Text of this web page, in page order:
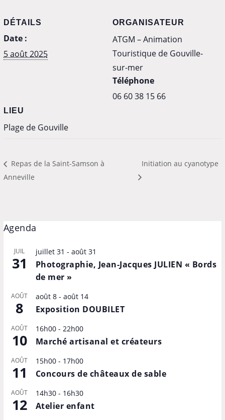
DÉTAILS
Date :
5 août 2025
LIEU
Plage de Gouville
ORGANISATEUR
ATGM – Animation
Touristique de Gouville-
sur-mer
Téléphone
‭06 60 38 15 66‬
Repas de la Saint-Samson à
Anneville
Initiation au cyanotype
Agenda
JUIL
31
juillet 31 - août 31
Photographie, Jean-Jacques JULIEN « Bords
de mer »
AOÛT
8
août 8- août 14
Exposition DOUBILET
AOÛT
10
16h00- 22h00
Marché artisanal et créateurs
AOÛT
11
15h00- 17h00
Concours de châteaux de sable
AOÛT
12
14h30- 16h30
Atelier enfant